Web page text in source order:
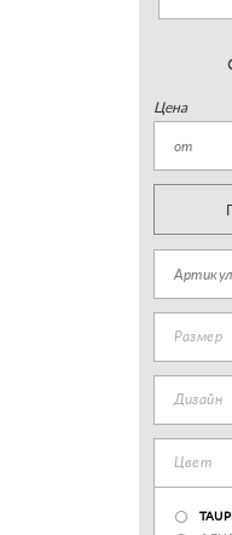
Цена
Размер
Дизайн
Цвет